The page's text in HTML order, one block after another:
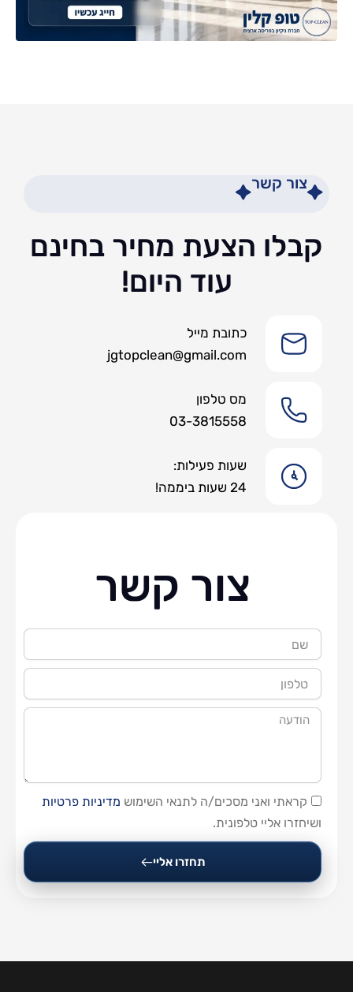
צור קשר
שם
טלפון
הודעה
קראתי ואני מסכים/ה לתנאי השימוש מדיניות פרטיות
ושיחזרו אליי טלפונית.
תחזרו אליי
צור קשר
קבלו הצעת מחיר בחינם
עוד היום!
כתובת מייל
jgtopclean@gmail.com
מס טלפון
03-3815558
שעות פעילות:
24 שעות ביממה!